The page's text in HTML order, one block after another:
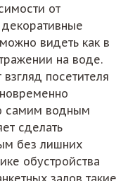
от
видеть как в
на воде.
посетителя
самим водным
сделать
без лишних
обустройства
залов такие